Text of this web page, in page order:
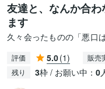
友達と、なんか合
ます
久々会ったものの「悪口
評価 5.0(1) 販売
残り 3枠 / お願い中： 0